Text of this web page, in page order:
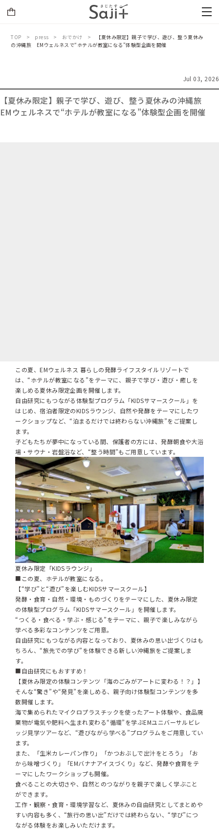
TOP press おでかけ
【夏休み限定】親子で学び、遊び、整う夏休み
の沖縄旅 EMウェルネスで“ホテルが教室になる”体験型企画を開催
Jul 03, 2026
【夏休み限定】親子で学び、遊び、整う夏休みの沖縄旅
EMウェルネスで“ホテルが教室になる”体験型企画を開催
この夏、EMウェルネス 暮らしの発酵ライフスタイルリゾートで
は、“ホテルが教室になる”をテーマに、親子で学び・遊び・癒しを
楽しめる夏休み限定企画を開催します。
自由研究にもつながる体験型プログラム「KIDSサマースクール」を
はじめ、宿泊者限定のKIDSラウンジ、自然や発酵をテーマにしたワ
ークショップなど、“泊まるだけでは終わらない沖縄旅”をご提案し
ます。
子どもたちが夢中になっている間、保護者の方には、発酵朝食や大浴
場・サウナ・岩盤浴など、“整う時間”もご用意しています。
夏休み限定「KIDSラウンジ」
■この夏、ホテルが教室になる。
【“学び”と“遊び”を楽しむKIDSサマースクール】
発酵・食育・自然・環境・ものづくりをテーマにした、夏休み限定
の体験型プログラム「KIDSサマースクール」を開催します。
“つくる・食べる・学ぶ・感じる”をテーマに、親子で楽しみながら
学べる多彩なコンテンツをご用意。
自由研究にもつながる内容となっており、夏休みの思い出づくりはも
ちろん、“旅先での学び”を体験できる新しい沖縄旅をご提案しま
す。
■自由研究にもおすすめ！
【夏休み限定の体験コンテンツ「海のごみがアートに変わる！？」】
そんな“驚き”や“発見”を楽しめる、親子向け体験型コンテンツを多
数開催します。
海で集められたマイクロプラスチックを使ったアート体験や、食品廃
棄物が電気や肥料へ生まれ変わる“循環”を学ぶEMユニバーサルビレ
ッジ見学ツアーなど、“遊びながら学べる”プログラムをご用意してい
ます。
また、「生米カレーパン作り」「かつおぶしで出汁をとろう」「お
から味噌づくり」「EMバナナアイスづくり」など、発酵や食育をテ
ーマにしたワークショップも開催。
食べることの大切さや、自然とのつながりを親子で楽しく学ぶこと
ができます。
工作・観察・食育・環境学習など、夏休みの自由研究としてまとめや
すい内容も多く、“旅行の思い出”だけでは終わらない、“学び”につ
ながる体験をお楽しみいただけます。